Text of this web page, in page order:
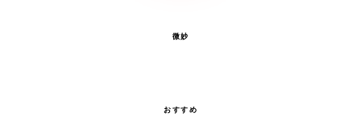
微妙
おすすめ